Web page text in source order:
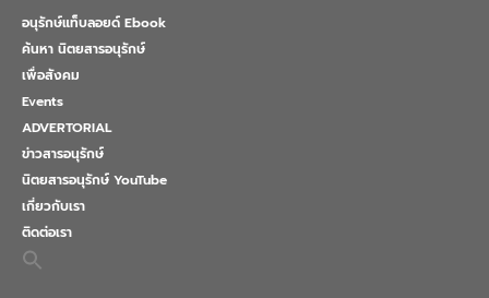
อนุรักษ์แท็บลอยด์ Ebook
ค้นหา นิตยสารอนุรักษ์
เพื่อสังคม
Events
ADVERTORIAL
ข่าวสารอนุรักษ์
นิตยสารอนุรักษ์ YouTube
เกี่ยวกับเรา
ติดต่อเรา
Search
for: